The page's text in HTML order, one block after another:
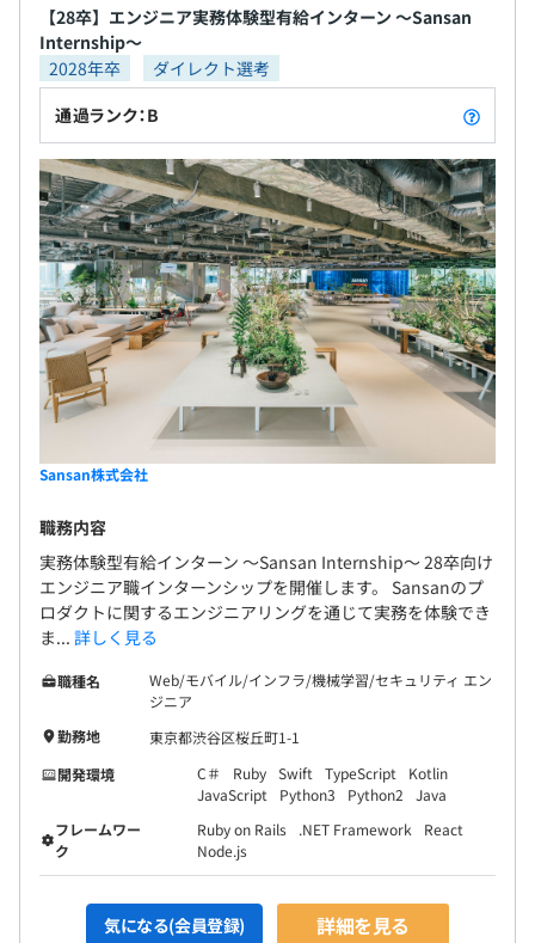
【28卒】エンジニア実務体験型有給インターン 〜Sansan
Internship〜
2028年卒
ダイレクト選考
通過ランク：B
Sansan株式会社
職務内容
実務体験型有給インターン 〜Sansan Internship〜 28卒向け
エンジニア職インターンシップを開催します。 Sansanのプ
ロダクトに関するエンジニアリングを通じて実務を体験でき
ま... 詳しく見る
職種名
Web/モバイル/インフラ/機械学習/セキュリティ エン
ジニア
勤務地
東京都渋谷区桜丘町1-1
開発環境
C＃ Ruby Swift TypeScript
Kotlin
JavaScript
Python3 Python2
Java
フレームワー
ク
Ruby on Rails .NET Framework
React
Node.js
気になる(会員登録) 詳細を見る